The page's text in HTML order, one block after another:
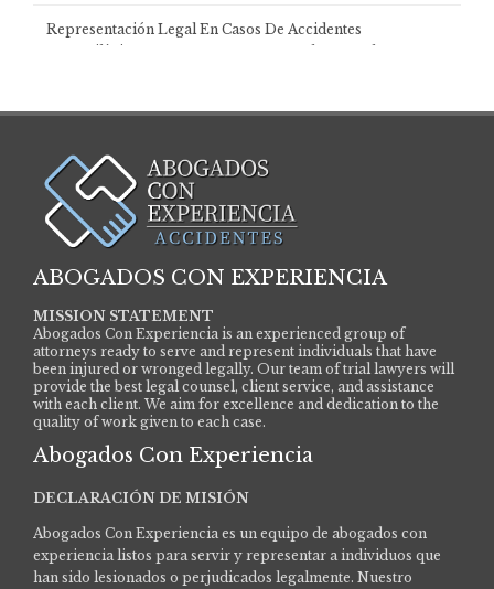
Representación Legal En Casos De Accidentes
Automovilísticos En Las Vegas Atravesar las secuelas…
ABOGADOS CON EXPERIENCIA
MISSION STATEMENT
Abogados Con Experiencia is an experienced group of
attorneys ready to serve and represent individuals that have
been injured or wronged legally. Our team of trial lawyers will
provide the best legal counsel, client service, and assistance
with each client. We aim for excellence and dedication to the
quality of work given to each case.
Abogados Con Experiencia
DECLARACIÓN DE MISIÓN
Abogados Con Experiencia es un equipo de abogados con
experiencia listos para servir y representar a individuos que
han sido lesionados o perjudicados legalmente. Nuestro